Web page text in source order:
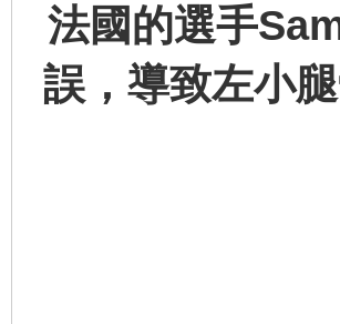
法國的選手
誤，導致左小